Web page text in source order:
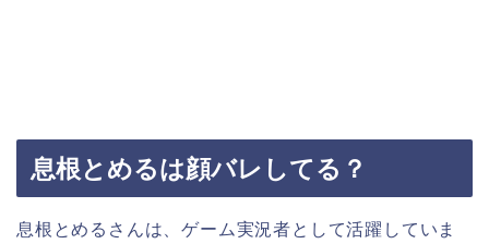
息根とめるは顔バレしてる？
息根とめるさんは、ゲーム実況者として活躍していま